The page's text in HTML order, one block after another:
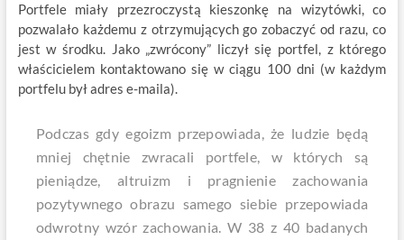
Portfele miały przezroczystą kieszonkę na wizytówki, co
pozwalało każdemu z otrzymujących go zobaczyć od razu, co
jest w środku. Jako „zwrócony” liczył się portfel, z którego
właścicielem kontaktowano się w ciągu 100 dni (w każdym
portfelu był adres e-maila).
Podczas gdy egoizm przepowiada, że ludzie będą
mniej chętnie zwracali portfele, w których są
pieniądze, altruizm i pragnienie zachowania
pozytywnego obrazu samego siebie przepowiada
odwrotny wzór zachowania. W 38 z 40 badanych